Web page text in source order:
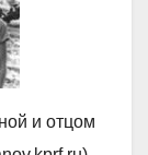
и отцом